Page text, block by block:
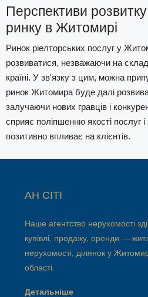
Перспективи розвитку
ринку в Житомирі
Ринок ріелторських послуг у
розвиватися, незважаючи на
країні. У зв'язку з цим, можна
ринок Житомира буде далі
залучаючи нових гравців і
сприяє поліпшенню якості послуг
позитивно впливає на клієнтів.
АН СІТІ
Наше агентство нерухомості
купівлі, продажу, оренди —
нерухомості, ділянок у
області.
Детальніше